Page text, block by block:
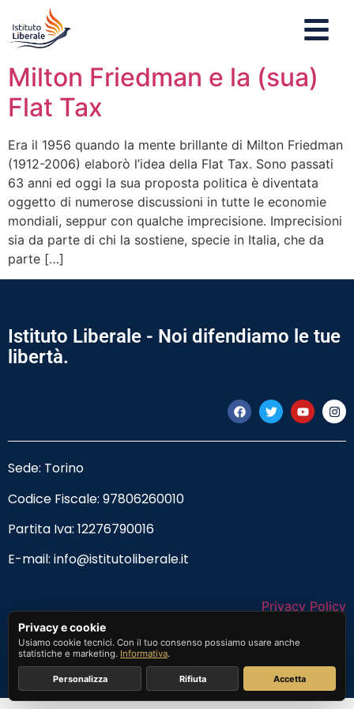
Milton Friedman e la (sua)
Flat Tax
Era il 1956 quando la mente brillante di Milton Friedman
(1912-2006) elaborò l’idea della Flat Tax. Sono passati
63 anni ed oggi la sua proposta politica è diventata
oggetto di numerose discussioni in tutte le economie
mondiali, seppur con qualche imprecisione. Imprecisioni
sia da parte di chi la sostiene, specie in Italia, che da
parte […]
Istituto Liberale - Noi difendiamo le tue
libertà.
Sede: Torino
Codice Fiscale: 97806260010
Partita Iva: 12276790016
E-mail: info@istitutoliberale.it
Privacy Policy
Termini e Condizioni
Privacy e cookie
Usiamo cookie tecnici. Con il tuo consenso possiamo usare anche
statistiche e marketing. Informativa.
Personalizza Rifiuta Accetta